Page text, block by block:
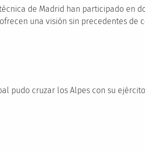
de Madrid han participado en
una visión sin precedentes de
pudo cruzar los Alpes con su